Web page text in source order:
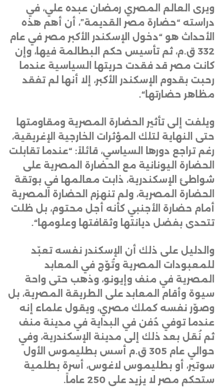
ويرى العالم المصري رمضان عبده علي، في
دراسته “حضارة مصر القديمة”، أن أهم هذه
الأحداث هو “دخول الإسكندر الأكبر مصر في عام
332 ق.م، ثم تأسيس حكم البطالمة فيها، وإن
كانت مصر قد فقدت حريتها السياسية عندما
رحبت بقدوم الإسكندر الأكبر، إلا أنها لم تفقد
مظاهر حضارتها“.
ويلفت إلى تأثير الحضارة المصرية ومقاومتها
حتى النهاية لتلك المؤثرات الخارجية الإغريقية،
رغم تراجع دورها السياسي، قائلاً: “عندما تقابلت
الحضارة اليونانية مع الحضارة المصرية على
شواطئ الإسكندرية، ذابت معالمها في بوتقة
الحضارة المصرية، ولم تنهزم الحضارة المصرية
أمام حضارة الأجنبي كأنه أجل محتوم، بل ظلت
تتحدى بفضل ديانتها وثقافتها وعلومها“.
والدليل على ذلك أن الإسكندر نفسه تعبّد
للمعبودات المصرية وتُوّج في المعابد
المصرية في منف وإيونو، وذهب حتى واحة
سيوة وأقام المعابد على الطريقة المصرية، بل
وصوّر نفسه كملك مصري، ويقول علماء إنه
عندما توفي دُفن في البداية في مدينة منف
ثم نُقل بعد ذلك إلى مدينة الإسكندرية، وفي
حوالي عام 305 ق.م أسس بطليموس الأول
سوتير، أو بطليموس لاغوس، أسرة بطلمية
ستحكم مصر لا يزيد على 250 عاماً
.